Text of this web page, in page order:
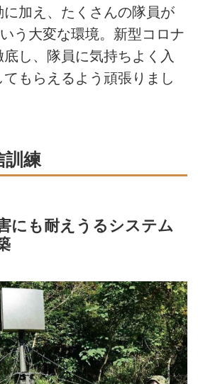
加え、たくさんの隊員が
う大変な環境。新型コロナ
し、隊員に気持ちよく入
もらえるよう頑張りまし
訓練
にも耐えうるシステム